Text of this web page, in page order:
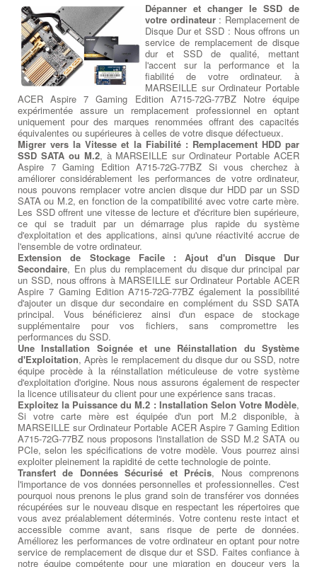
Dépanner et changer le SSD de
votre ordinateur: Remplacement de
Disque Dur et SSD : Nous offrons un
service de remplacement de disque
dur et SSD de qualité, mettant
l'accent sur la performance et la
fiabilité de votre ordinateur. à
MARSEILLE sur Ordinateur Portable
ACER Aspire 7 Gaming Edition A715-72G-77BZ Notre équipe
expérimentée assure un remplacement professionnel en optant
uniquement pour des marques renommées offrant des capacités
équivalentes ou supérieures à celles de votre disque défectueux.
Migrer vers la Vitesse et la Fiabilité : Remplacement HDD par
SSD SATA ou M.2, à MARSEILLE sur Ordinateur Portable ACER
Aspire 7 Gaming Edition A715-72G-77BZ Si vous cherchez à
améliorer considérablement les performances de votre ordinateur,
nous pouvons remplacer votre ancien disque dur HDD par un SSD
SATA ou M.2, en fonction de la compatibilité avec votre carte mère.
Les SSD offrent une vitesse de lecture et d'écriture bien supérieure,
ce qui se traduit par un démarrage plus rapide du système
d'exploitation et des applications, ainsi qu'une réactivité accrue de
l'ensemble de votre ordinateur.
Extension de Stockage Facile : Ajout d'un Disque Dur
Secondaire, En plus du remplacement du disque dur principal par
un SSD, nous offrons à MARSEILLE sur Ordinateur Portable ACER
Aspire 7 Gaming Edition A715-72G-77BZ également la possibilité
d'ajouter un disque dur secondaire en complément du SSD SATA
principal. Vous bénéficierez ainsi d'un espace de stockage
supplémentaire pour vos fichiers, sans compromettre les
performances du SSD.
Une Installation Soignée et une Réinstallation du Système
d'Exploitation, Après le remplacement du disque dur ou SSD, notre
équipe procède à la réinstallation méticuleuse de votre système
d'exploitation d'origine. Nous nous assurons également de respecter
la licence utilisateur du client pour une expérience sans tracas.
Exploitez la Puissance du M.2 : Installation Selon Votre Modèle,
Si votre carte mère est équipée d'un port M.2 disponible, à
MARSEILLE sur Ordinateur Portable ACER Aspire 7 Gaming Edition
A715-72G-77BZ nous proposons l'installation de SSD M.2 SATA ou
PCIe, selon les spécifications de votre modèle. Vous pourrez ainsi
exploiter pleinement la rapidité de cette technologie de pointe.
Transfert de Données Sécurisé et Précis, Nous comprenons
l'importance de vos données personnelles et professionnelles. C'est
pourquoi nous prenons le plus grand soin de transférer vos données
récupérées sur le nouveau disque en respectant les répertoires que
vous avez préalablement déterminés. Votre contenu reste intact et
accessible comme avant, sans risque de perte de données.
Améliorez les performances de votre ordinateur en optant pour notre
service de remplacement de disque dur et SSD. Faites confiance à
notre équipe compétente pour une migration en douceur vers la